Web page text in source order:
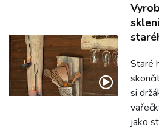
Staré
si
jako